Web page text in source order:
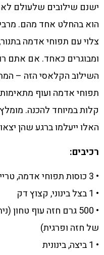
ישנם שילובים שלעולם
הוא בהחלט אחד מהם.
צלוי עם תפוחי אדמה
ומבוגרים כאחד. אם אתם
השילוב הקלאסי הזה –
תפוחי אדמה ועוף
קלות במיוחד להכנה.
האלו ייעלמו ברגע שהן
רכיבים:
• 3 כוסות תפוחי אדמה, טריים, חתוכים לקוביות
• 1 בצל בינוני, קצוץ דק
• 500 גרם חזה עוף
של חזה ופרגית)
• 1 ביצה, בינונית